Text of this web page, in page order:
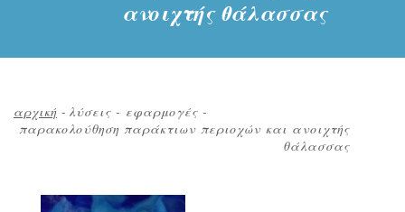
ανοιχτής θάλασσας
Breadcrumb
αρχική - λύσεις - εφαρμογές -
παρακολούθηση παράκτιων περιοχών και ανοιχτής
θάλασσας